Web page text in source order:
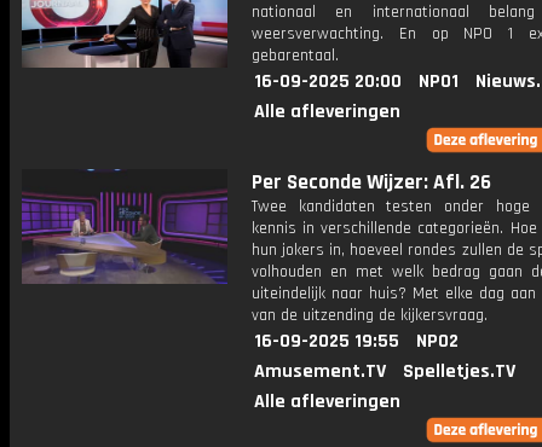
nationaal en internationaal
weersverwachting. En op NPO 1
gebarentaal.
16-09-2025 20:00 NPO1
Alle afleveringen
Per Seconde Wijzer: Afl. 26
Twee kandidaten testen onder hoge
kennis in verschillende categorieën.
hun jokers in, hoeveel rondes zullen de
volhouden en met welk bedrag gaan
uiteindelijk naar huis? Met elke dag
van de uitzending de kijkersvraag.
16-09-2025 19:55
NPO2
Amusement.TV
Spelletjes.TV
Alle afleveringen